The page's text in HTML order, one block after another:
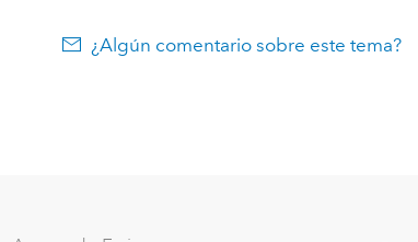
¿Algún comentario sobre este tema?